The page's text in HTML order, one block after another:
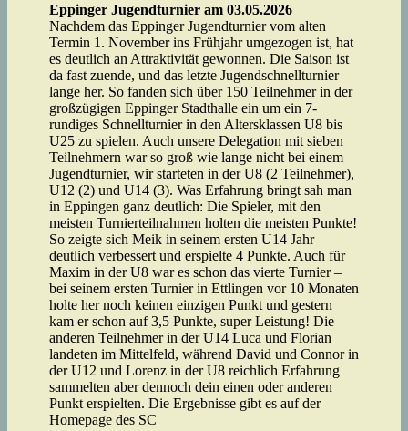
Eppinger Jugendturnier am 03.05.2026
Nachdem das Eppinger Jugendturnier vom alten
Termin 1. November ins Frühjahr umgezogen ist, hat
es deutlich an Attraktivität gewonnen. Die Saison ist
da fast zuende, und das letzte Jugendschnellturnier
lange her. So fanden sich über 150 Teilnehmer in der
großzügigen Eppinger Stadthalle ein um ein 7-
rundiges Schnellturnier in den Altersklassen U8 bis
U25 zu spielen. Auch unsere Delegation mit sieben
Teilnehmern war so groß wie lange nicht bei einem
Jugendturnier, wir starteten in der U8 (2 Teilnehmer),
U12 (2) und U14 (3). Was Erfahrung bringt sah man
in Eppingen ganz deutlich: Die Spieler, mit den
meisten Turnierteilnahmen holten die meisten Punkte!
So zeigte sich Meik in seinem ersten U14 Jahr
deutlich verbessert und erspielte 4 Punkte. Auch für
Maxim in der U8 war es schon das vierte Turnier –
bei seinem ersten Turnier in Ettlingen vor 10 Monaten
holte her noch keinen einzigen Punkt und gestern
kam er schon auf 3,5 Punkte, super Leistung! Die
anderen Teilnehmer in der U14 Luca und Florian
landeten im Mittelfeld, während David und Connor in
der U12 und Lorenz in der U8 reichlich Erfahrung
sammelten aber dennoch dein einen oder anderen
Punkt erspielten. Die Ergebnisse gibt es auf der
Homepage des SC